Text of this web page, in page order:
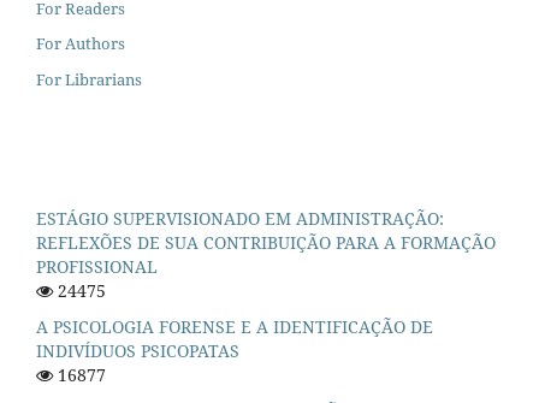
For Readers
For Authors
For Librarians
ESTÁGIO SUPERVISIONADO EM ADMINISTRAÇÃO:
REFLEXÕES DE SUA CONTRIBUIÇÃO PARA A FORMAÇÃO
PROFISSIONAL
24475
A PSICOLOGIA FORENSE E A IDENTIFICAÇÃO DE
INDIVÍDUOS PSICOPATAS
16877